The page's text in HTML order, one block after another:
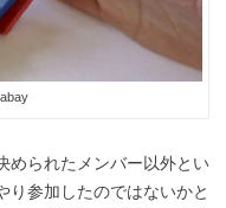
められたメンバー以外とい
り参加したのではないかと